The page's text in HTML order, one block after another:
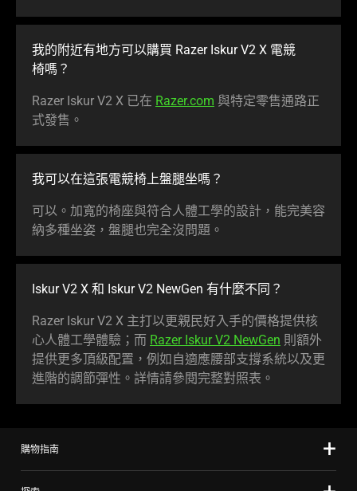
我的附近有地方可以購買 Razer Iskur V2 X 電競
椅嗎 ？
Razer Iskur V2 X 已在 Razer.com 與特定零售通路正
式發售 。
我可以在這張電競椅上盤腿坐嗎 ？
可以。加寬的椅座與符合人體工學的設計，能完美容
納多種坐姿，盤腿也完全沒問題 。
Iskur V2 X 和 Iskur V2 NewGen 有什麼不同 ？
Razer Iskur V2 X 主打以更親民好入手的價格提供核
心人體工學體驗；而 Razer Iskur V2 NewGen 則額外
提供更多頂級配置，例如自適應腰部支撐系統以及更
進階的調節彈性。詳情請參閱完整對照表 。
購物指南